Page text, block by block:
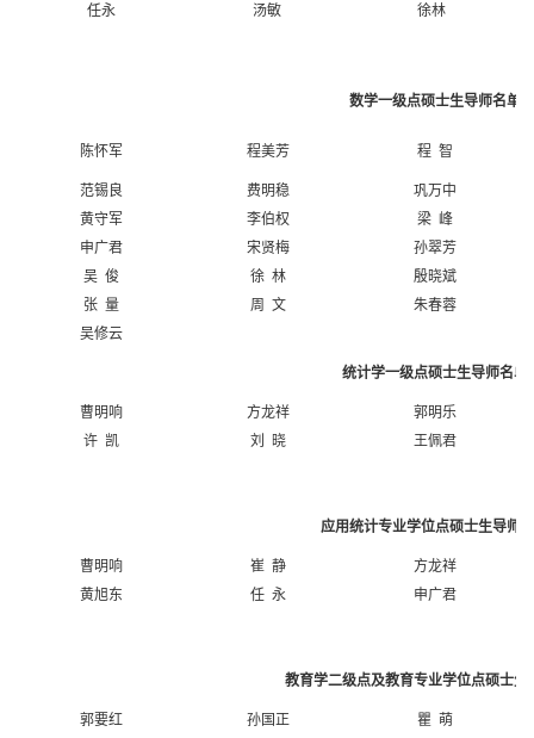
任永
汤敏 徐林
数学一级点硕士生导师名单
陈怀军 程美芳 程 智
范锡良 费明稳
巩万中
黄守军
李伯权
梁 峰
申广君
宋贤梅
孙翠芳
吴 俊
徐 林
殷晓斌
张 量
周 文
朱春蓉
吴修云
统计学一级点硕士生导师名单
曹明响 方龙祥
郭明乐
许 凯
刘 晓 王佩君
应用统计专业学位点硕士生导师
曹明响 崔 静
方龙祥
黄旭东
任 永 申广君
教育学二级点及教育专业学位点硕士生
郭要红 孙国正 瞿 萌